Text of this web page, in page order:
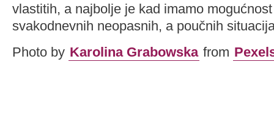
vlastitih, a najbolje je kad imamo
svakodnevnih neopasnih, a poučnih
Photo by Karolina Grabowska from